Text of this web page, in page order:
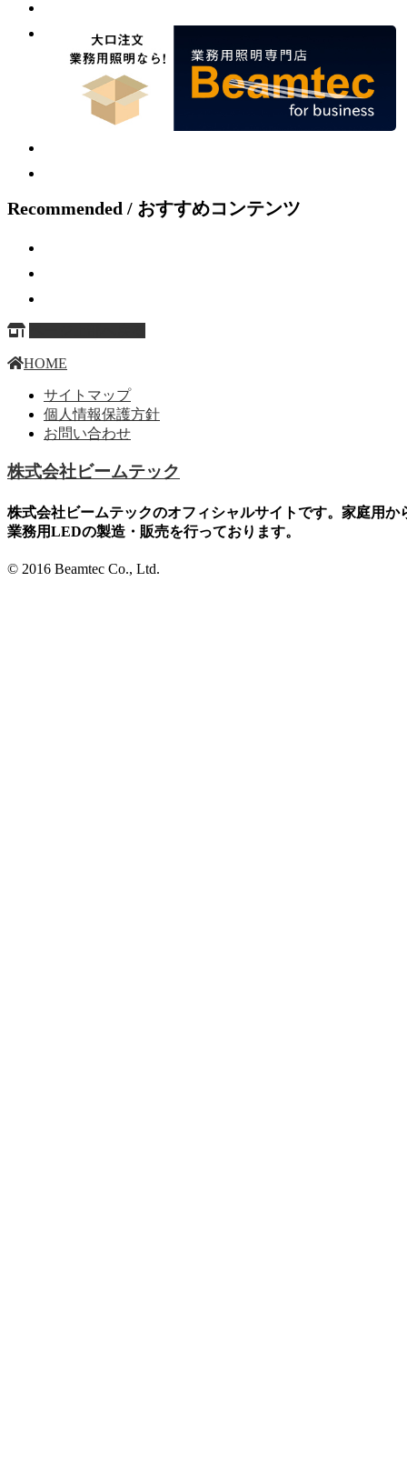
Recommended / おすすめコンテンツ
HOME
サイトマップ
個人情報保護方針
お問い合わせ
株式会社ビームテック
株式会社ビームテックのオフィシャルサイトです。家庭用か
業務用LEDの製造・販売を行っております。
© 2016 Beamtec Co., Ltd.